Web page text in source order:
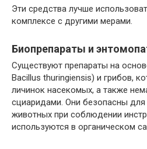
Эти средства лучше
комплексе с другими мерами.
Биопрепараты и
Существуют препараты на
Bacillus thuringiensis) и грибов,
личинок насекомых, а также
сциаридами. Они безопасны
животных при соблюдении
используются в органическом